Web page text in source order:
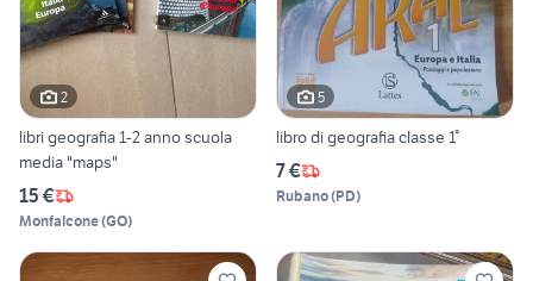
2
libri geografia 1-2 anno scuola
media "maps"
15 €
Monfalcone(GO)
5
libro di geografia classe 1°
7 €
Rubano(PD)